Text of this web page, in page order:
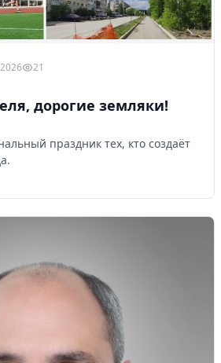
21
дорогие земляки!
праздник тех, кто создаёт